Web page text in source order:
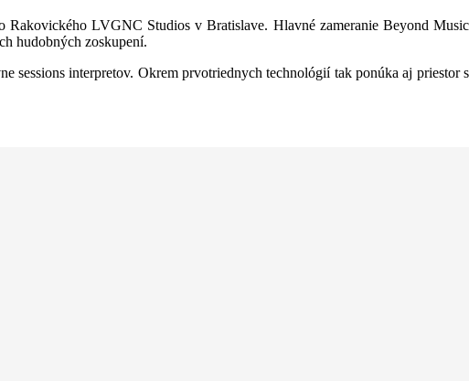
LVGNC Studios v Bratislave. Hlavné zameranie Beyond Music
hudobných zoskupení.
sessions interpretov. Okrem prvotriednych technológií tak ponúka aj priestor s